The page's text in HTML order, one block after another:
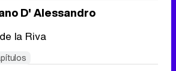
D' Alessandro
la Riva